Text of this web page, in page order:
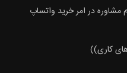
مشاوره در امر خرید واتساپ